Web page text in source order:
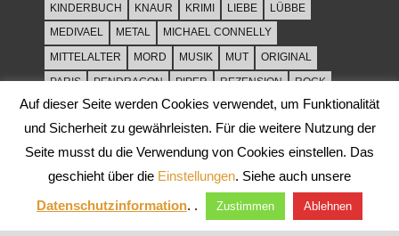
KINDERBUCH
KNAUR KRIMI LIEBE
LÜBBE
MEDIVAEL
METAL
MICHAEL CONNELLY
MITTELALTER
MORD MUSIK MUT
ORIGINAL
PARIS
PENDRAGON PIPER REZENSION
ROCK
ROCKMUSIK
ROMAN ROWOHLT
SACHBUCH
SPANNUNG
SYLT THRILLER TOD
ULLSTEIN
WEIHNACHT
Auf dieser Seite werden Cookies verwendet, um Funktionalität
und Sicherheit zu gewährleisten. Für die weitere Nutzung der
Seite musst du die Verwendung von Cookies einstellen. Das
geschieht über die Einstellungen. Siehe auch unsere
Datenschutzinformation. . Zustimmen Ablehnen